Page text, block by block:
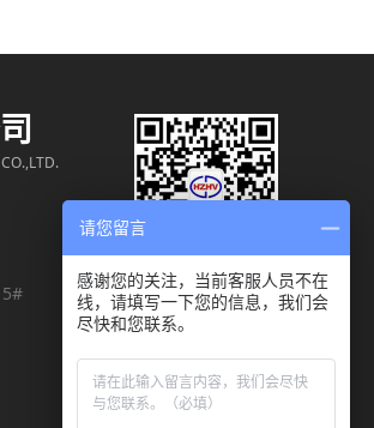
请您留言
感谢您的关注，当前客服人员不在
线，请填写一下您的信息，我们会
尽快和您联系。